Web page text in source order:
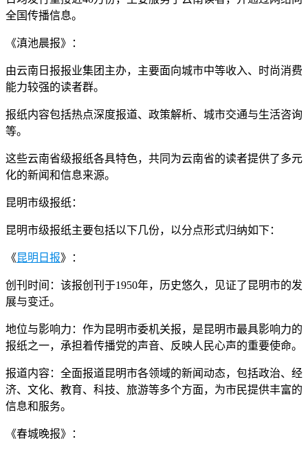
全国传播信息。
《滇池晨报》：
由云南日报报业集团主办，主要面向城市中等收入、时尚消费
能力较强的读者群。
报纸内容包括热点深度报道、政策解析、城市交通与生活咨询
等。
这些云南省级报纸各具特色，共同为云南省的读者提供了多元
化的新闻和信息来源。
昆明市级报纸：
昆明市级报纸主要包括以下几份，以分点形式归纳如下：
《昆明日报》：
创刊时间：该报创刊于1950年，历史悠久，见证了昆明市的发
展与变迁。
地位与影响力：作为昆明市委机关报，是昆明市最具影响力的
报纸之一，承担着传播党的声音、反映人民心声的重要使命。
报道内容：全面报道昆明市各领域的新闻动态，包括政治、经
济、文化、教育、科技、旅游等多个方面，为市民提供丰富的
信息和服务。
《春城晚报》：